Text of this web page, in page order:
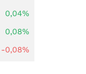
0,04%
0,08%
-0,08%